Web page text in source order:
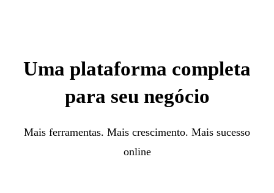
Uma plataforma completa
para seu negócio
Mais ferramentas. Mais crescimento. Mais sucesso
online